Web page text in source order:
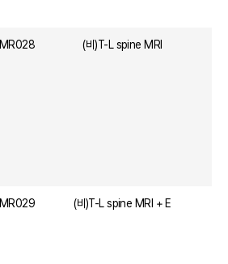
MR028 (비)T-L spine MRI
MR029 (비)T-L spine MRI + E